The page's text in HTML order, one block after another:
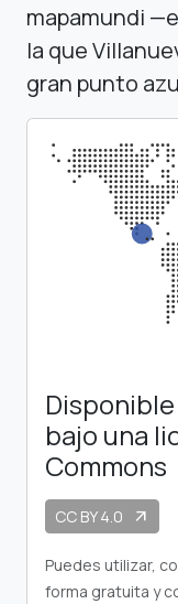
mapamundi
la que
gran punto
bajo una
Commons
CC BY 4.0 arrow_outward
Puedes utilizar,
forma gratuita y